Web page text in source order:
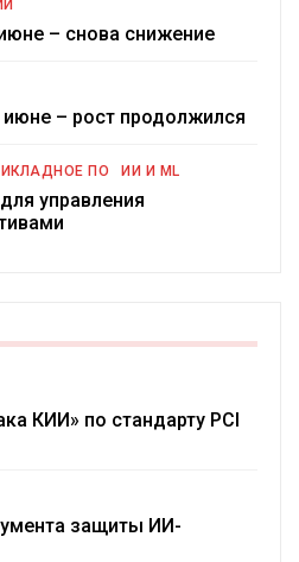
– снова снижение
– рост продолжился
ПО ИИ И ML
управления
КИИ» по стандарту PCI
защиты ИИ-